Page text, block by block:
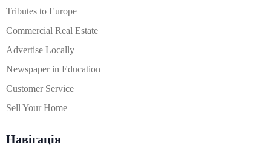
Tributes to Europe
Commercial Real Estate
Advertise Locally
Newspaper in Education
Customer Service
Sell Your Home
Навігація